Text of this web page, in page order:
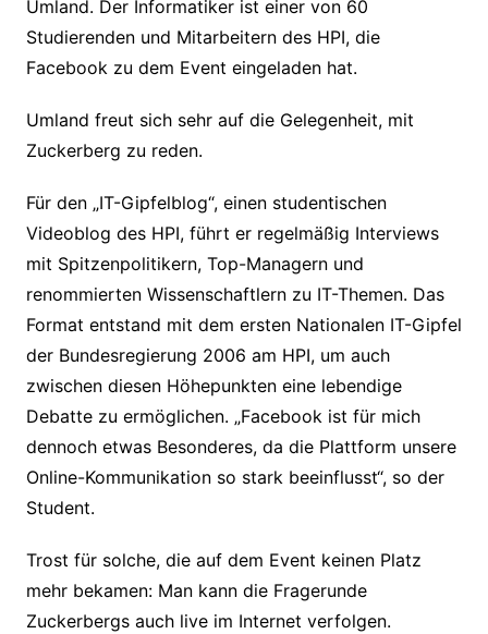
Umland. Der Informatiker ist einer von 60
Studierenden und Mitarbeitern des HPI, die
Facebook zu dem Event eingeladen hat.
Umland freut sich sehr auf die Gelegenheit, mit
Zuckerberg zu reden.
Für den „IT-Gipfelblog“, einen studentischen
Videoblog des HPI, führt er regelmäßig Interviews
mit Spitzenpolitikern, Top-Managern und
renommierten Wissenschaftlern zu IT-Themen. Das
Format entstand mit dem ersten Nationalen IT-Gipfel
der Bundesregierung 2006 am HPI, um auch
zwischen diesen Höhepunkten eine lebendige
Debatte zu ermöglichen. „Facebook ist für mich
dennoch etwas Besonderes, da die Plattform unsere
Online-Kommunikation so stark beeinflusst“, so der
Student.
Trost für solche, die auf dem Event keinen Platz
mehr bekamen: Man kann die Fragerunde
Zuckerbergs auch live im Internet verfolgen.